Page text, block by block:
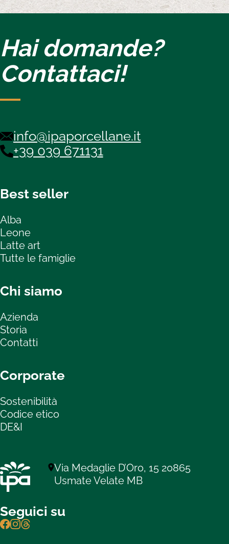
Hai domande?
Contattaci!
info@ipaporcellane.it
+39 039 671131
Via Medaglie D’Oro, 15 20865
Usmate Velate MB
Seguici su
Best seller
Alba
Leone
Latte art
Tutte le famiglie
Chi siamo
Azienda
Storia
Contatti
Corporate
Sostenibilità
Codice etico
DE&I